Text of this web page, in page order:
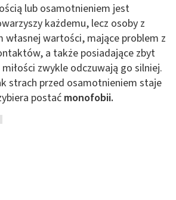
lub osamotnieniem jest
każdemu, lecz osoby z
własnej wartości, mające problem z
a także posiadające zbyt
zwykle odczuwają go silniej.
strach przed osamotnieniem staje
postać monofobii.